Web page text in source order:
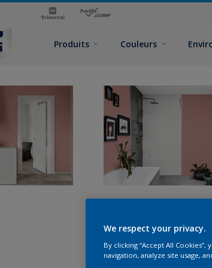
Produits Couleurs
We respect your privacy.
By clicking “Accept All
navigation, analyze site usage,